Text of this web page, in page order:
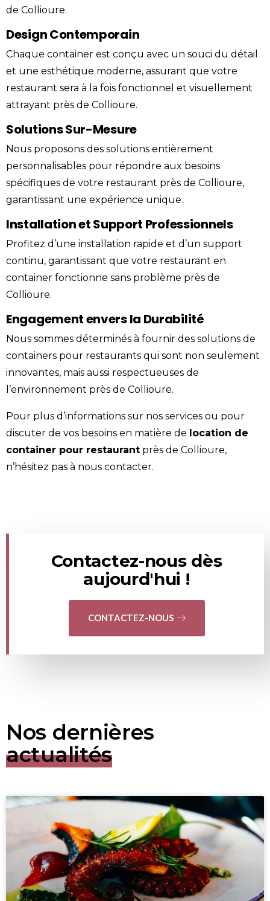
de Collioure.
Design Contemporain
Chaque container est conçu avec un souci du détail
et une esthétique moderne, assurant que votre
restaurant sera à la fois fonctionnel et visuellement
attrayant près de Collioure.
Solutions Sur-Mesure
Nous proposons des solutions entièrement
personnalisables pour répondre aux besoins
spécifiques de votre restaurant près de Collioure,
garantissant une expérience unique.
Installation et Support Professionnels
Profitez d’une installation rapide et d’un support
continu, garantissant que votre restaurant en
container fonctionne sans problème près de
Collioure.
Engagement envers la Durabilité
Nous sommes déterminés à fournir des solutions de
containers pour restaurants qui sont non seulement
innovantes, mais aussi respectueuses de
l’environnement près de Collioure.
Pour plus d’informations sur nos services ou pour
discuter de vos besoins en matière de location de
container pour restaurant près de Collioure,
n’hésitez pas à nous contacter.
Contactez-nous dès
aujourd'hui !
CONTACTEZ-NOUS
Nos dernières
actualités